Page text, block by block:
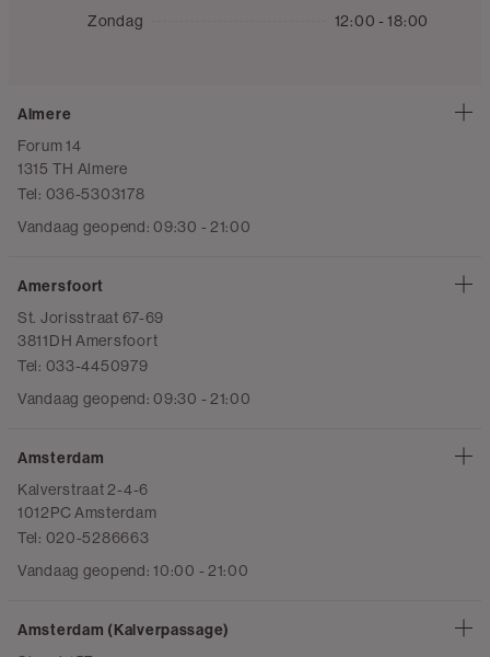
Zondag
12:00 - 18:00
Almere
Forum 14
1315 TH Almere
Tel: 036-5303178
Vandaag geopend: 09:30 - 21:00
Amersfoort
St. Jorisstraat 67-69
3811DH Amersfoort
Tel: 033-4450979
Vandaag geopend: 09:30 - 21:00
Amsterdam
Kalverstraat 2-4-6
1012PC Amsterdam
Tel: 020-5286663
Vandaag geopend: 10:00 - 21:00
Amsterdam (Kalverpassage)